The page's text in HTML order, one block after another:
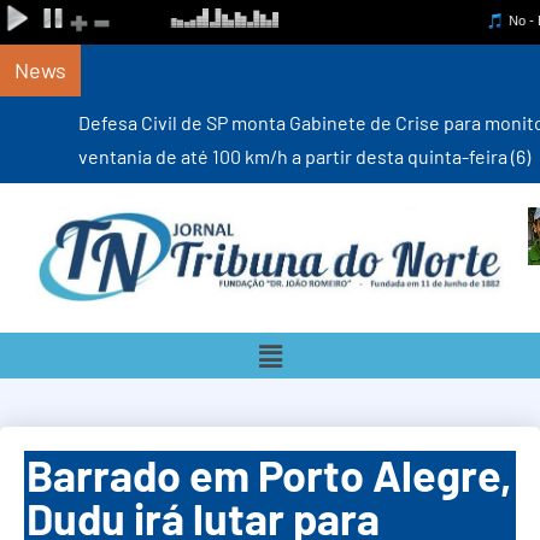
News
Defesa Civil de SP monta Gabinete de Crise para monitorar
ventania de até 100 km/h a partir desta quinta-feira (6)
Barrado em Porto Alegre,
Dudu irá lutar para